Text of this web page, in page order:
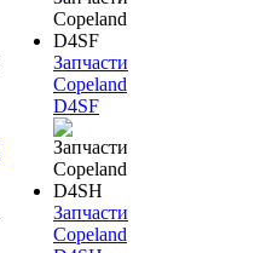
Запчасти
Copeland
D4SF
Запчасти
Copeland